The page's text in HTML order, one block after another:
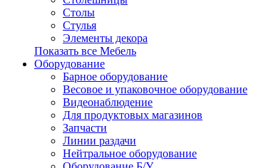
Столы
Стулья
Элементы декора
Показать все Мебель
Оборудование
Барное оборудование
Весовое и упаковочное оборудование
Видеонаблюдение
Для продуктовых магазинов
Запчасти
Линии раздачи
Нейтральное оборудование